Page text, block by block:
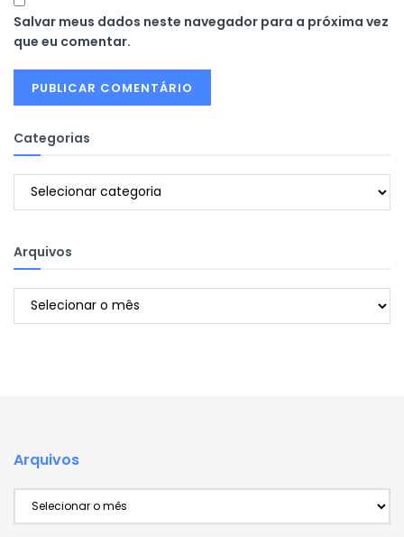
Salvar meus dados neste navegador para a próxima vez
que eu comentar.
Categorias
Categorias
Arquivos
Arquivos
Arquivos